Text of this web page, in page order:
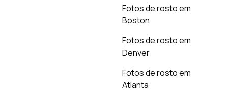
Fotos de rosto em
Boston
Fotos de rosto em
Denver
Fotos de rosto em
Atlanta